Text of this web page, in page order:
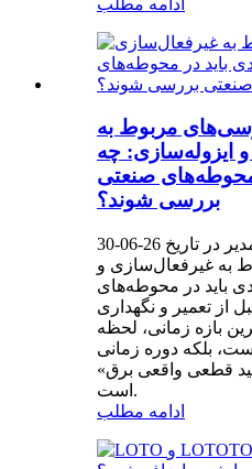
ادامه مطلب
مربوط به
ایزوله‌سازی: چه
محوطه‌های صنعتی
بررسی شوند؟
تاریخ 26-06-30
به غیرفعال‌سازی و
باید در محوطه‌های
از تعمیر و نگهداری
بازه زمانی، لحظه
بلکه دوره زمانی
قطعی واقعی برق»
است.
ادامه مطلب